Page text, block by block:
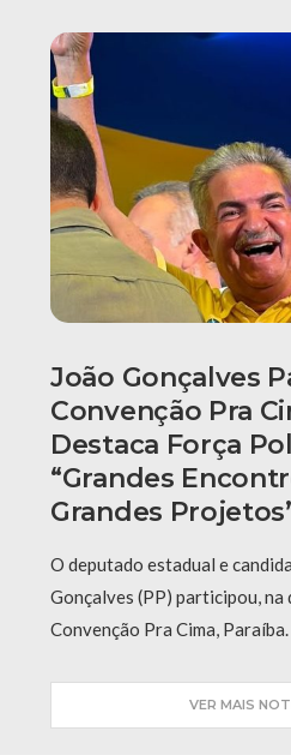
João Gonçalves
Convenção Pra
Destaca Força
“grandes
Grandes
O deputado estadual e
Gonçalves (PP) participou,
Convenção Pra Cima, Paraíba.
VER MAIS